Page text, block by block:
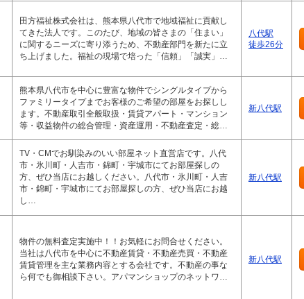
田方福祉株式会社は、熊本県八代市で地域福祉に貢献し
てきた法人です。このたび、地域の皆さまの「住まい」
に関するニーズに寄り添うため、不動産部門を新たに立
ち上げました。福祉の現場で培った「信頼」「誠実」…
八代駅
徒歩26分
熊本県八代市を中心に豊富な物件でシングルタイプから
ファミリータイプまでお客様のご希望の部屋をお探しし
ます。不動産取引全般取扱・賃貸アパート・マンション
等・収益物件の総合管理・資産運用・不動産査定・総…
新八代駅
TV・CMでお馴染みのいい部屋ネット直営店です。八代
市・氷川町・人吉市・錦町・宇城市にてお部屋探しの
方、ぜひ当店にお越しください。八代市・氷川町・人吉
市・錦町・宇城市にてお部屋探しの方、ぜひ当店にお越
し…
新八代駅
物件の無料査定実施中！！お気軽にお問合せください。
当社は八代市を中心に不動産賃貸・不動産売買・不動産
賃貸管理を主な業務内容とする会社です。不動産の事な
ら何でも御相談下さい。アパマンショップのネットワ…
新八代駅